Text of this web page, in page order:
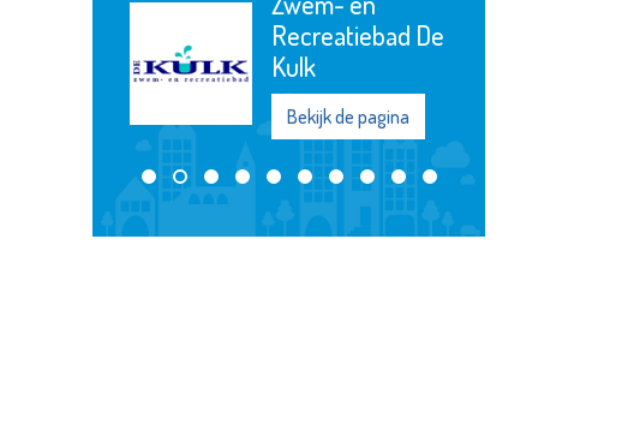
Recreatiebad De
Kulk
Bekijk de pagina